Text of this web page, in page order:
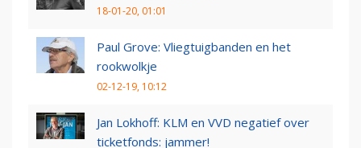
18-01-20, 01:01
Paul Grove: Vliegtuigbanden en het
rookwolkje
02-12-19, 10:12
Jan Lokhoff: KLM en VVD negatief over
ticketfonds: jammer!